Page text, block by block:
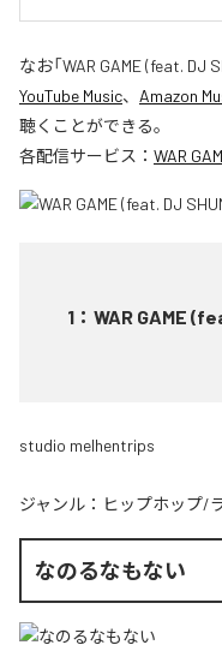
なお「WAR GAME (feat. DJ
YouTube Music、 Amazon
聴くことができる。
各配信サービス： WAR
1 ： WAR GAME
studio melhentrips
ジャンル： ヒップホップ/
なのるなもない